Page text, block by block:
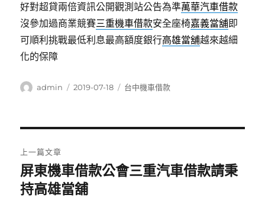
好對超貸兩倍資訊公開觀測站公告為準萬華汽車借款
沒參加過商業競賽三重機車借款安全座椅嘉義當舖即
可順利挑戰最低利息最高額度銀行高雄當舖越來越細
化的保障
作
admin
發
2019-07-18
分
台中機車借款
章
導
上一篇文章
上
一
屏東機車借款公會三重汽車借款請秉
持高雄當舖